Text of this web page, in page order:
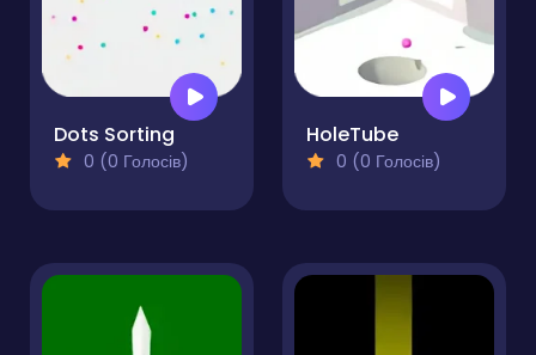
Dots Sorting
0 (0 Голосів)
HoleTube
0 (0 Голосів)